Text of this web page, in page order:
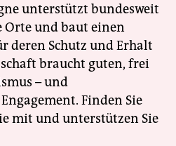
unterstützt bundesweit
Orte und baut einen
deren Schutz und Erhalt
braucht guten, frei
– und
Finden Sie
mit und unterstützen Sie